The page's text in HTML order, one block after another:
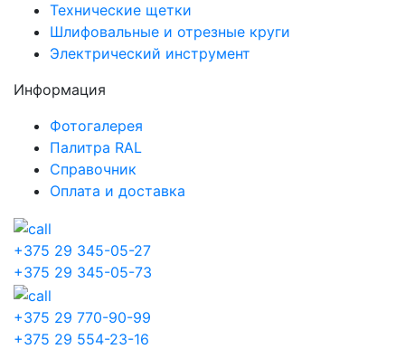
Технические щетки
Шлифовальные и отрезные круги
Электрический инструмент
Информация
Фотогалерея
Палитра RAL
Справочник
Оплата и доставка
+375 29 345-05-27
+375 29 345-05-73
+375 29 770-90-99
+375 29 554-23-16